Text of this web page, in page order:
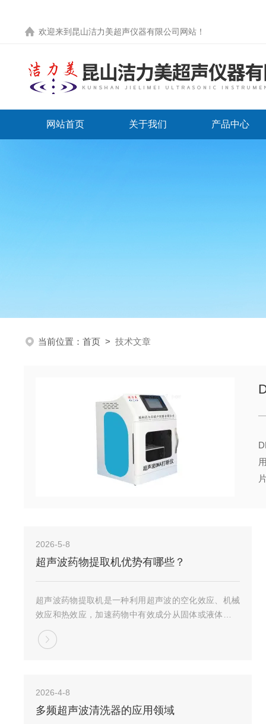
欢迎来到 昆山洁力美超声仪器有限公司网站 ！
网站首页 关于我们 产品中心
当前位置： 首页 > 技术文章
2026-5-8
超声波药物提取机优势有哪些？
超声波药物提取机是一种利用超声波的空化效应、机械
效应和热效应，加速药物中有效成分从固体或液体样品
中溶出的设备，广泛应用于中药、食品、保健品、化工
及生物制药等领域。超声波药物提取机优势:提取效率
2026-4-8
多频超声波清洗器的应用领域